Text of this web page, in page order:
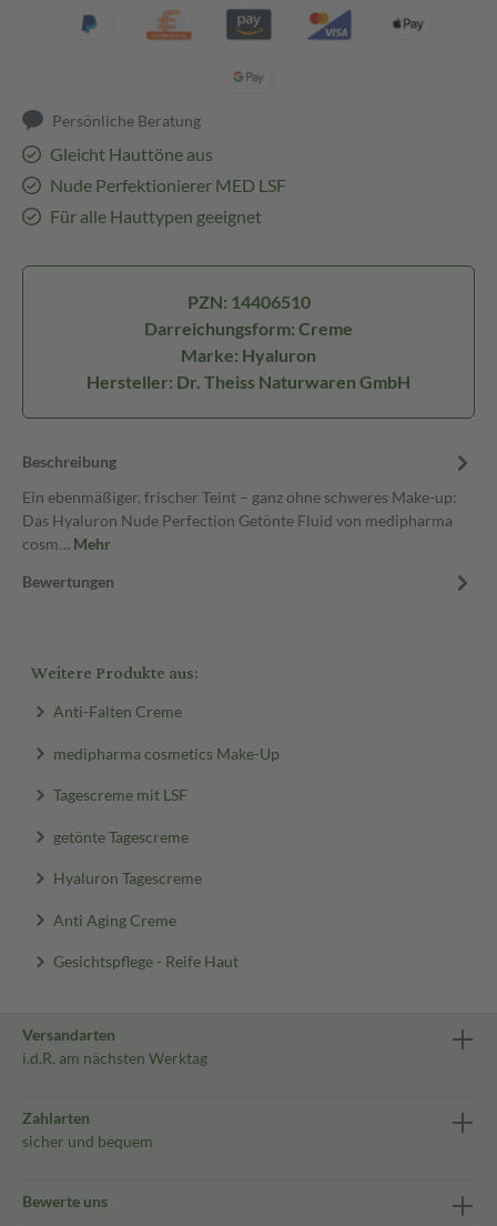
Persönliche Beratung
Gleicht Hauttöne aus
Nude Perfektionierer MED LSF
Für alle Hauttypen geeignet
PZN: 14406510
Darreichungsform: Creme
Marke: Hyaluron
Hersteller: Dr. Theiss Naturwaren GmbH
Beschreibung
Ein ebenmäßiger, frischer Teint – ganz ohne schweres Make-up:
Das Hyaluron Nude Perfection Getönte Fluid von medipharma
cosm… Mehr
Bewertungen
Weitere Produkte aus:
Anti-Falten Creme
medipharma cosmetics Make-Up
Tagescreme mit LSF
getönte Tagescreme
Hyaluron Tagescreme
Anti Aging Creme
Gesichtspflege - Reife Haut
Versandarten
i.d.R. am nächsten Werktag
Zahlarten
sicher und bequem
Bewerte uns